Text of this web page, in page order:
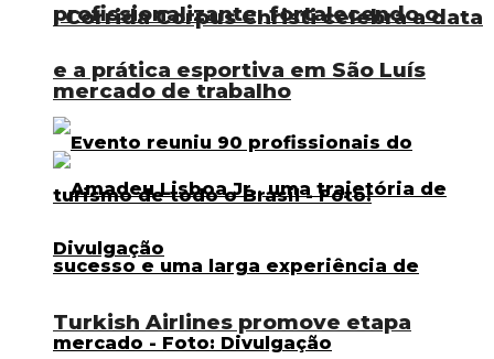
I Corrida Corpus Christi celebra a data
e a prática esportiva em São Luís
Turkish Airlines promove etapa
profissionalizante, fortalecendo o
mercado de trabalho